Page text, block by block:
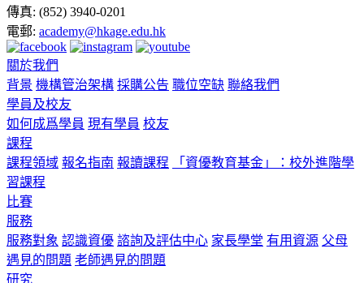
傳真: (852) 3940-0201
電郵: academy@hkage.edu.hk
關於我們
背景 機構管治架構 採購公告 職位空缺 聯絡我們
學員及校友
如何成爲學員 現有學員 校友
課程
課程領域 報名指南 報讀課程
「資優教育基金」：校外進階學
習課程
比賽
服務
服務對象 認識資優 諮詢及評估中心 家長學堂 有用資源 父母
遇見的問題 老師遇見的問題
研究